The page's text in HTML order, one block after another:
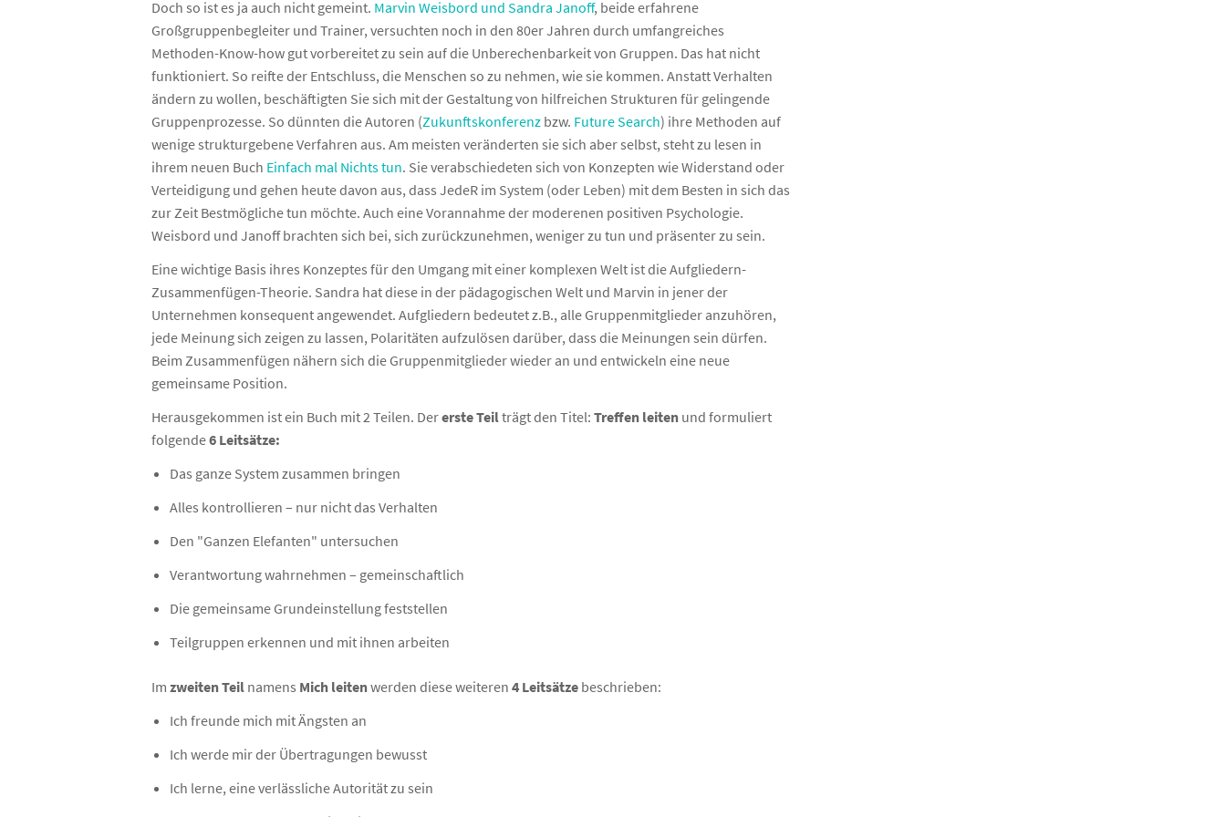
Coaching
Coaching-Paket: Dem Neuen auf die Sprünge helfen
Coaching-Paket: Agil gut selbstorganisiert im Beruf und privat
Artikel: Zurück aus der Zukunft der Neuen Arbeit
KLARAs Buchtipps
Doch so ist es ja auch nicht gemeint. Marvin Weisbord und Sandra Janoff, beide erfahrene
Großgruppenbegleiter und Trainer, versuchten noch in den 80er Jahren durch umfangreiches
Methoden-Know-how gut vorbereitet zu sein auf die Unberechenbarkeit von Gruppen. Das hat nicht
funktioniert. So reifte der Entschluss, die Menschen so zu nehmen, wie sie kommen. Anstatt Verhalten
ändern zu wollen, beschäftigten Sie sich mit der Gestaltung von hilfreichen Strukturen für gelingende
Gruppenprozesse. So dünnten die Autoren (Zukunftskonferenz bzw. Future Search) ihre Methoden auf
wenige strukturgebene Verfahren aus. Am meisten veränderten sie sich aber selbst, steht zu lesen in
ihrem neuen Buch Einfach mal Nichts tun. Sie verabschiedeten sich von Konzepten wie Widerstand oder
Verteidigung und gehen heute davon aus, dass JedeR im System (oder Leben) mit dem Besten in sich das
zur Zeit Bestmögliche tun möchte. Auch eine Vorannahme der moderenen positiven Psychologie.
Weisbord und Janoff brachten sich bei, sich zurückzunehmen, weniger zu tun und präsenter zu sein.
Eine wichtige Basis ihres Konzeptes für den Umgang mit einer komplexen Welt ist die Aufgliedern-
Zusammenfügen-Theorie. Sandra hat diese in der pädagogischen Welt und Marvin in jener der
Unternehmen konsequent angewendet. Aufgliedern bedeutet z.B., alle Gruppenmitglieder anzuhören,
jede Meinung sich zeigen zu lassen, Polaritäten aufzulösen darüber, dass die Meinungen sein dürfen.
Beim Zusammenfügen nähern sich die Gruppenmitglieder wieder an und entwickeln eine neue
gemeinsame Position.
Herausgekommen ist ein Buch mit 2 Teilen. Dererste Teilträgt den Titel: Treffen leiten und formuliert
folgende6 Leitsätze:
Das ganze System zusammen bringen
Alles kontrollieren – nur nicht das Verhalten
Den "Ganzen Elefanten" untersuchen
Verantwortung wahrnehmen – gemeinschaftlich
Die gemeinsame Grundeinstellung feststellen
Teilgruppen erkennen und mit ihnen arbeiten
Im zweiten Teil namens Mich leitenwerden diese weiteren 4 Leitsätze beschrieben:
Ich freunde mich mit Ängsten an
Ich werde mir der Übertragungen bewusst
Ich lerne, eine verlässliche Autorität zu sein